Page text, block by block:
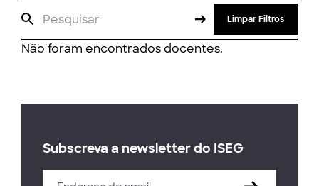
Limpar Filtros
Não foram encontrados docentes.
Subscreva a newsletter do ISEG